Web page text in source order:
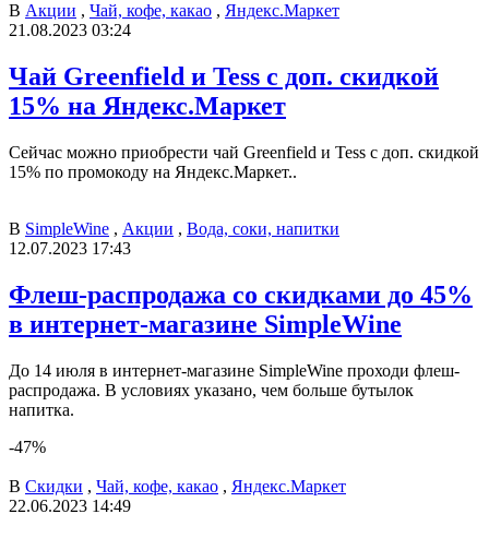
В Акции , Чай, кофе, какао , Яндекс.Маркет
21.08.2023 03:24
Чай Greenfield и Tess с доп. скидкой
15% на Яндекс.Маркет
Сейчас можно приобрести чай Greenfield и Tess с доп. скидкой
15% по промокоду на Яндекс.Маркет..
В SimpleWine , Акции , Вода, соки, напитки
12.07.2023 17:43
Флеш-распродажа со скидками до 45%
в интернет-магазине SimpleWine
До 14 июля в интернет-магазине SimpleWine проходи флеш-
распродажа. В условиях указано, чем больше бутылок
напитка.
-47%
В Скидки , Чай, кофе, какао , Яндекс.Маркет
22.06.2023 14:49